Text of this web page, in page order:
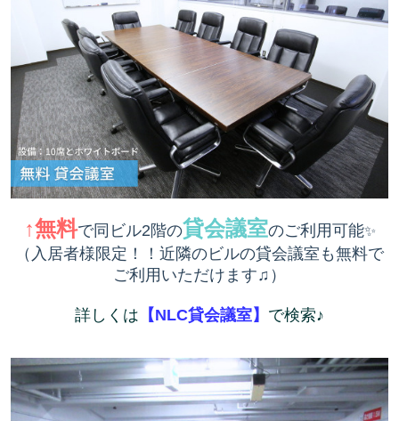
↑無料で同ビル2階の貸会議室のご利用可能✨
（入居者様限定！！近隣のビルの貸会議室も無料で
ご利用いただけます♫）
詳しくは 【NLC貸会議室】 で検索♪